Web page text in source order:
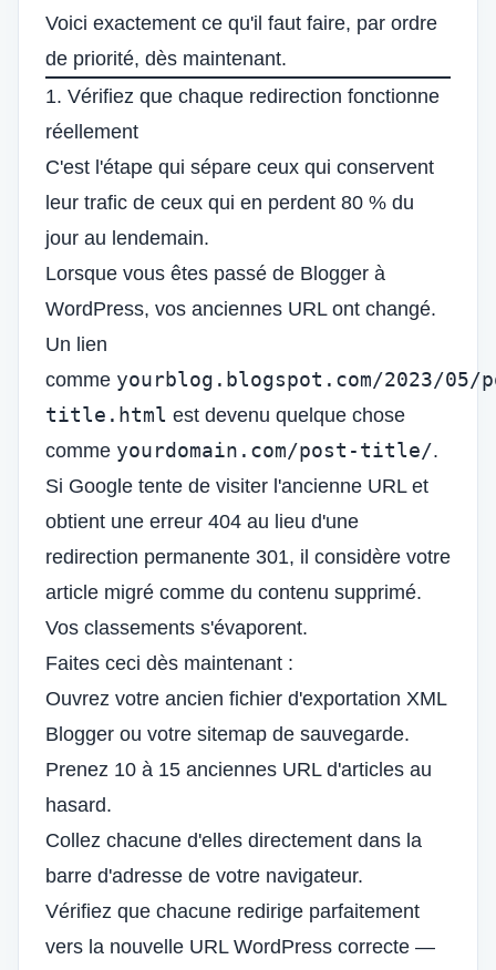
Voici exactement ce qu'il faut faire, par ordre
de priorité, dès maintenant.
1. Vérifiez que chaque redirection fonctionne
réellement
C'est l'étape qui sépare ceux qui conservent
leur trafic de ceux qui en perdent 80 % du
jour au lendemain.
Lorsque vous êtes passé de Blogger à
WordPress, vos anciennes URL ont changé.
Un lien
comme yourblog.blogspot.com/2023/05/
title.html est devenu quelque chose
comme yourdomain.com/post-title/.
Si Google tente de visiter l'ancienne URL et
obtient une erreur 404 au lieu d'une
redirection permanente 301, il considère votre
article migré comme du contenu supprimé.
Vos classements s'évaporent.
Faites ceci dès maintenant :
Ouvrez votre ancien fichier d'exportation XML
Blogger ou votre sitemap de sauvegarde.
Prenez 10 à 15 anciennes URL d'articles au
hasard.
Collez chacune d'elles directement dans la
barre d'adresse de votre navigateur.
Vérifiez que chacune redirige parfaitement
vers la nouvelle URL WordPress correcte —